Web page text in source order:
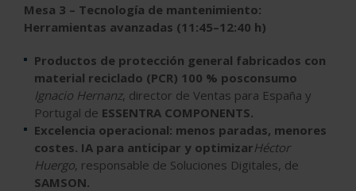
Mesa 3 – Tecnología de mantenimiento:
Herramientas avanzadas (11:45–12:40 h)
Productos de protección general fabricados con
material reciclado (PCR) 100 % posconsumo
Ignacio Hernanz, director de Ventas para España y
Portugal de ESSENTRA COMPONENTS.
Excelencia operacional: menos paradas, menores
costes. IA para anticipar y optimizarHéctor
Huergo, responsable de Soluciones Digitales, de
SAMSON.